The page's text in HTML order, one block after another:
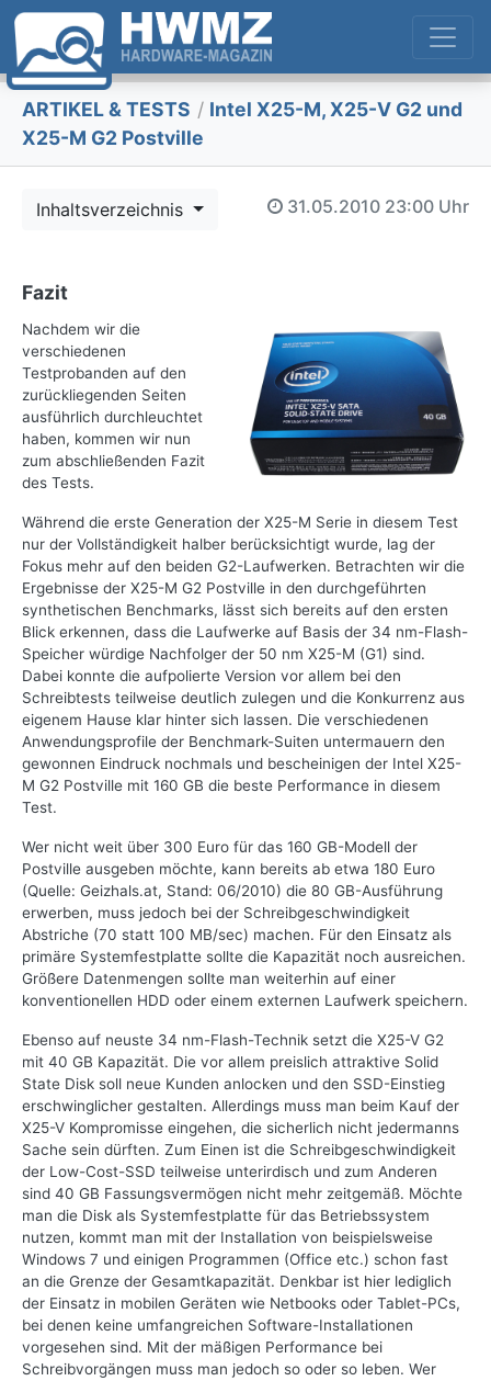
ARTIKEL & TESTS / Intel X25-M, X25-V G2 und
X25-M G2 Postville
Inhaltsverzeichnis 31.05.2010 23:00 Uhr
Fazit
Nachdem wir die
verschiedenen
Testprobanden auf den
zurückliegenden Seiten
ausführlich durchleuchtet
haben, kommen wir nun
zum abschließenden Fazit
des Tests.
Während die erste Generation der X25-M Serie in diesem Test
nur der Vollständigkeit halber berücksichtigt wurde, lag der
Fokus mehr auf den beiden G2-Laufwerken. Betrachten wir die
Ergebnisse der X25-M G2 Postville in den durchgeführten
synthetischen Benchmarks, lässt sich bereits auf den ersten
Blick erkennen, dass die Laufwerke auf Basis der 34 nm-Flash-
Speicher würdige Nachfolger der 50 nm X25-M (G1) sind.
Dabei konnte die aufpolierte Version vor allem bei den
Schreibtests teilweise deutlich zulegen und die Konkurrenz aus
eigenem Hause klar hinter sich lassen. Die verschiedenen
Anwendungsprofile der Benchmark-Suiten untermauern den
gewonnen Eindruck nochmals und bescheinigen der Intel X25-
M G2 Postville mit 160 GB die beste Performance in diesem
Test.
Wer nicht weit über 300 Euro für das 160 GB-Modell der
Postville ausgeben möchte, kann bereits ab etwa 180 Euro
(Quelle: Geizhals.at, Stand: 06/2010) die 80 GB-Ausführung
erwerben, muss jedoch bei der Schreibgeschwindigkeit
Abstriche (70 statt 100 MB/sec) machen. Für den Einsatz als
primäre Systemfestplatte sollte die Kapazität noch ausreichen.
Größere Datenmengen sollte man weiterhin auf einer
konventionellen HDD oder einem externen Laufwerk speichern.
Ebenso auf neuste 34 nm-Flash-Technik setzt die X25-V G2
mit 40 GB Kapazität. Die vor allem preislich attraktive Solid
State Disk soll neue Kunden anlocken und den SSD-Einstieg
erschwinglicher gestalten. Allerdings muss man beim Kauf der
X25-V Kompromisse eingehen, die sicherlich nicht jedermanns
Sache sein dürften. Zum Einen ist die Schreibgeschwindigkeit
der Low-Cost-SSD teilweise unterirdisch und zum Anderen
sind 40 GB Fassungsvermögen nicht mehr zeitgemäß. Möchte
man die Disk als Systemfestplatte für das Betriebssystem
nutzen, kommt man mit der Installation von beispielsweise
Windows 7 und einigen Programmen (Office etc.) schon fast
an die Grenze der Gesamtkapazität. Denkbar ist hier lediglich
der Einsatz in mobilen Geräten wie Netbooks oder Tablet-PCs,
bei denen keine umfangreichen Software-Installationen
vorgesehen sind. Mit der mäßigen Performance bei
Schreibvorgängen muss man jedoch so oder so leben. Wer